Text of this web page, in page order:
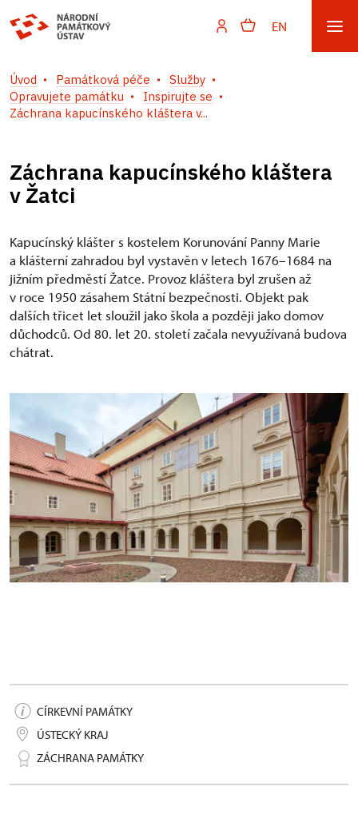
EN
Úvod Památková péče
Služby
Opravujete památku
Inspirujte se
Záchrana kapucínského kláštera v...
Záchrana kapucínského kláštera
v Žatci
Kapucínský klášter s kostelem Korunování Panny Marie
a klášterní zahradou byl vystavěn v letech 1676–1684 na
jižním předměstí Žatce. Provoz kláštera byl zrušen až
v roce 1950 zásahem Státní bezpečnosti. Objekt pak
dalších třicet let sloužil jako škola a později jako domov
důchodců. Od 80. let 20. století začala nevyužívaná budova
chátrat.
CÍRKEVNÍ PAMÁTKY
ÚSTECKÝ KRAJ
ZÁCHRANA PAMÁTKY